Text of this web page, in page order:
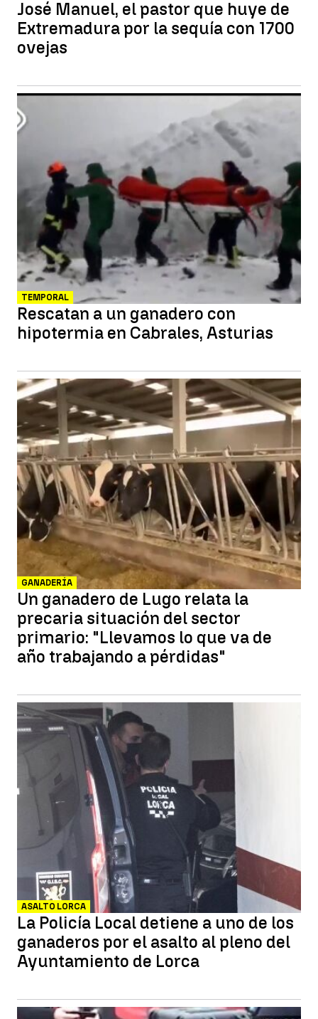
José Manuel, el pastor que huye de
Extremadura por la sequía con 1700
ovejas
TEMPORAL
Rescatan a un ganadero con
hipotermia en Cabrales, Asturias
GANADERÍA
Un ganadero de Lugo relata la
precaria situación del sector
primario: "Llevamos lo que va de
año trabajando a pérdidas"
ASALTO LORCA
La Policía Local detiene a uno de los
ganaderos por el asalto al pleno del
Ayuntamiento de Lorca